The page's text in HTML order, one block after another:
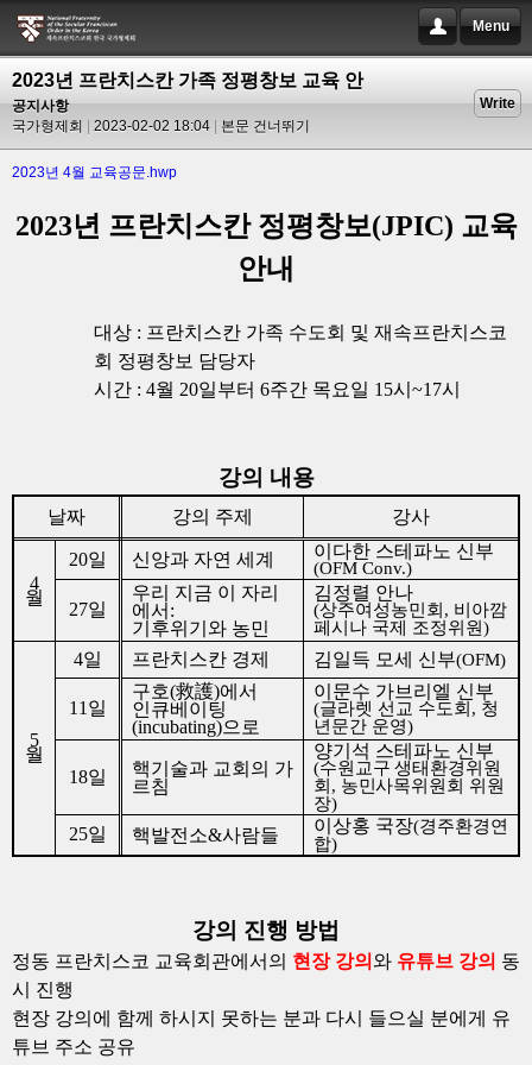
Menu
2023년 프란치스칸 가족 정평창보 교육 안
공지사항
국가형제회
2023-02-02 18:04 본문 건너뛰기
Write
2023년 4월 교육공문.hwp
2023년 프란치스칸 정평창보(JPIC) 교육
안내
대상 : 프란치스칸 가족 수도회 및 재속프란치스코
회 정평창보 담당자
시간 : 4월 20일부터6주간 목요일 15시~17시
강의 내용
날짜 강의 주제 강사
4
월
20일 신앙과 자연 세계 이다한 스테파노 신부
(OFM Conv.)
27일
우리 지금 이 자리
에서 :
기후위기와 농민
김정렬 안나
(상주여성농민회 , 비아깜
페시나 국제 조정위원)
5
월
4일 프란치스칸 경제 김일득 모세 신부(OFM)
11 일
구호(救護)에서
인큐베이팅
(incubating)으로
이문수 가브리엘 신부
(글라렛 선교 수도회 , 청
년문간 운영)
18일
핵기술과 교회의 가
르침
양기석 스테파노 신부
(수원교구 생태환경위원
회 , 농민사목위원회 위원
장)
25일 핵발전소&사람들 이상홍 국장(경주환경연
합)
강의 진행 방법
정동 프란치스코 교육회관에서의 현장 강의 와 유튜브 강의 동
시 진행
현장 강의에 함께 하시지 못하는 분과 다시 들으실 분에게 유
튜브 주소 공유